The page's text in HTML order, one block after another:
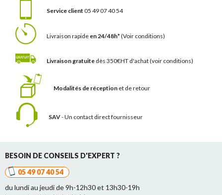
Service client 05 49 07 40 54
Livraison rapide en 24/48h*(Voir conditions)
Livraison gratuite dès 350€HT d'achat(voir conditions)
Modalités de réception et de retour
SAV- Un contact direct fournisseur
BESOIN DE CONSEILS D'EXPERT ?
05 49 07 40 54
du lundi au jeudi de 9h-12h30 et 13h30-19h